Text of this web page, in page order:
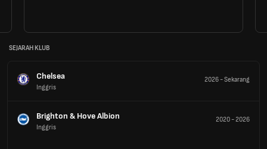
SEJARAH KLUB
Chelsea
Inggris
2026-Sekarang
Brighton & Hove Albion
Inggris
2020-2026